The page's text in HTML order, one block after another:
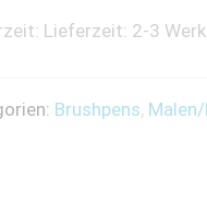
Lieferzeit: 2-3
Brushpens,